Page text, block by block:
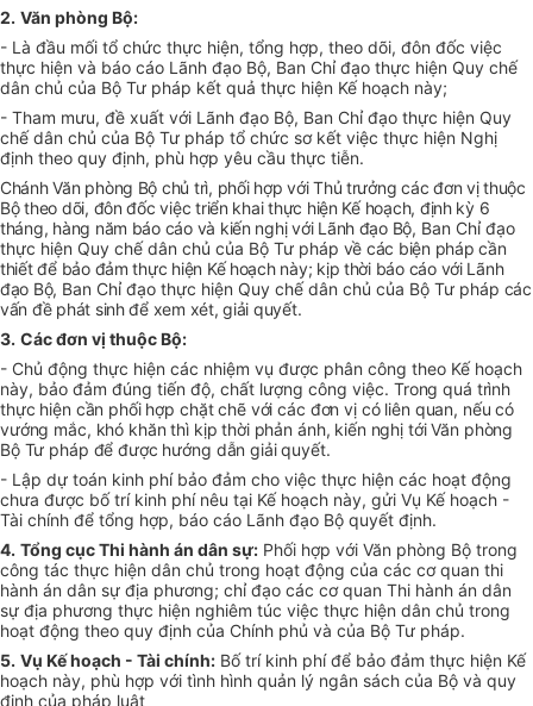
2. Văn phòng Bộ:
- Là đầu mối tổ chức thực hiện, tổng hợp, theo dõi, đôn đốc việc
thực hiện và báo cáo Lãnh đạo Bộ, Ban Chỉ đạo thực hiện Quy chế
dân chủ của Bộ Tư pháp kết quả thực hiện Kế hoạch này;
- Tham mưu, đề xuất với Lãnh đạo Bộ, Ban Chỉ đạo thực hiện Quy
chế dân chủ của Bộ Tư pháp tổ chức sơ kết việc thực hiện Nghị
định theo quy định, phù hợp yêu cầu thực tiễn.
Chánh Văn phòng Bộ chủ trì, phối hợp với Thủ trưởng các đơn vị thuộc
Bộ theo dõi, đôn đốc việc triển khai thực hiện Kế hoạch, định kỳ 6
tháng, hàng năm báo cáo và kiến nghị với Lãnh đạo Bộ, Ban Chỉ đạo
thực hiện Quy chế dân chủ của Bộ Tư pháp về các biện pháp cần
thiết để bảo đảm thực hiện Kế hoạch này; kịp thời báo cáo với Lãnh
đạo Bộ, Ban Chỉ đạo thực hiện Quy chế dân chủ của Bộ Tư pháp các
vấn đề phát sinh để xem xét, giải quyết.
3. Các đơn vị thuộc Bộ:
- Chủ động thực hiện các nhiệm vụ được phân công theo Kế hoạch
này, bảo đảm đúng tiến độ, chất lượng công việc. Trong quá trình
thực hiện cần phối hợp chặt chẽ với các đơn vị có liên quan, nếu có
vướng mắc, khó khăn thì kịp thời phản ánh, kiến nghị tới Văn phòng
Bộ Tư pháp để được hướng dẫn giải quyết.
- Lập dự toán kinh phí bảo đảm cho việc thực hiện các hoạt động
chưa được bố trí kinh phí nêu tại Kế hoạch này, gửi Vụ Kế hoạch -
Tài chính để tổng hợp, báo cáo Lãnh đạo Bộ quyết định.
4. Tổng cục Thi hành án dân sự: Phối hợp với Văn phòng Bộ trong
công tác thực hiện dân chủ trong hoạt động của các cơ quan thi
hành án dân sự địa phương; chỉ đạo các cơ quan Thi hành án dân
sự địa phương thực hiện nghiêm túc việc thực hiện dân chủ trong
hoạt động theo quy định của Chính phủ và của Bộ Tư pháp.
5. Vụ Kế hoạch - Tài chính: Bố trí kinh phí để bảo đảm thực hiện Kế
hoạch này, phù hợp với tình hình quản lý ngân sách của Bộ và quy
định của pháp luật